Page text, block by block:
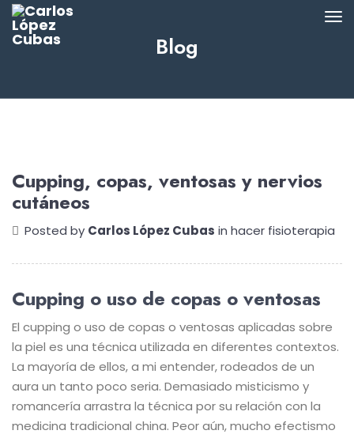
Blog
Cupping, copas, ventosas y nervios
cutáneos
Posted by Carlos López Cubas in hacer fisioterapia
Cupping o uso de copas o ventosas
El cupping o uso de copas o ventosas aplicadas sobre
la piel es una técnica utilizada en diferentes contextos.
La mayoría de ellos, a mi entender, rodeados de un
aura un tanto poco seria. Demasiado misticismo y
romancería arrastra la técnica por su relación con la
medicina tradicional china. Peor aún, mucho efectismo